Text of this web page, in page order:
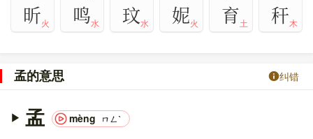
昕火 鸣水 玟水 妮火 育土 秆木
孟的意思 纠错
孟 mèng ㄇㄥˋ